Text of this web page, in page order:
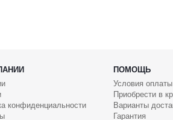
ПОМОЩЬ
конфиденциальности
Условия оплаты
Приобрести в
Варианты
Гарантия